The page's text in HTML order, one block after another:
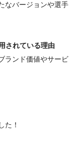
なバージョンや選手
されている理由
ランド価値やサービ
た！